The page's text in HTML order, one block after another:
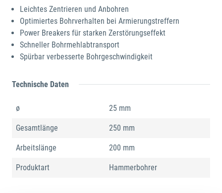
Leichtes Zentrieren und Anbohren
Optimiertes Bohrverhalten bei Armierungstreffern
Power Breakers für starken Zerstörungseffekt
Schneller Bohrmehlabtransport
Spürbar verbesserte Bohrgeschwindigkeit
Technische Daten
ø 25 mm
Gesamtlänge 250 mm
Arbeitslänge 200 mm
Produktart Hammerbohrer